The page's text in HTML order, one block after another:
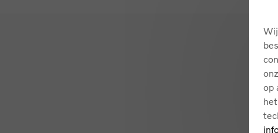
op